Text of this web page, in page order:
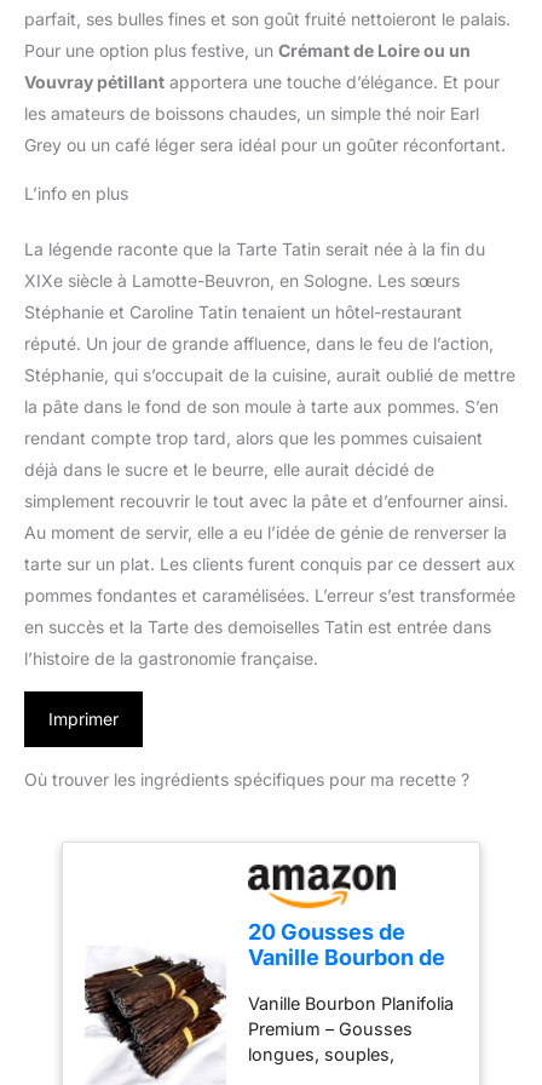
parfait, ses bulles fines et son goût fruité nettoieront le palais.
Pour une option plus festive, un Crémant de Loire ou un
Vouvray pétillant apportera une touche d’élégance. Et pour
les amateurs de boissons chaudes, un simple thé noir Earl
Grey ou un café léger sera idéal pour un goûter réconfortant.
L’info en plus
La légende raconte que la Tarte Tatin serait née à la fin du
XIXe siècle à Lamotte-Beuvron, en Sologne. Les sœurs
Stéphanie et Caroline Tatin tenaient un hôtel-restaurant
réputé. Un jour de grande affluence, dans le feu de l’action,
Stéphanie, qui s’occupait de la cuisine, aurait oublié de mettre
la pâte dans le fond de son moule à tarte aux pommes. S’en
rendant compte trop tard, alors que les pommes cuisaient
déjà dans le sucre et le beurre, elle aurait décidé de
simplement recouvrir le tout avec la pâte et d’enfourner ainsi.
Au moment de servir, elle a eu l’idée de génie de renverser la
tarte sur un plat. Les clients furent conquis par ce dessert aux
pommes fondantes et caramélisées. L’erreur s’est transformée
en succès et la Tarte des demoiselles Tatin est entrée dans
l’histoire de la gastronomie française.
Imprimer
Où trouver les ingrédients spécifiques pour ma recette ?
20 Gousses de
Vanille Bourbon de
cm - Taille M -
Planifolia "Réserve
Prestige" - Qualité
Vanille Bourbon Planifolia
Premium – Gousses
longues, souples,